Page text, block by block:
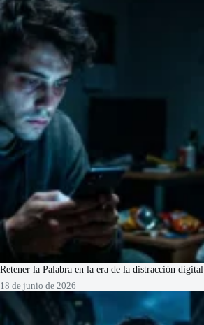
Retener la Palabra en la era de la distracción digital
18 de junio de 2026